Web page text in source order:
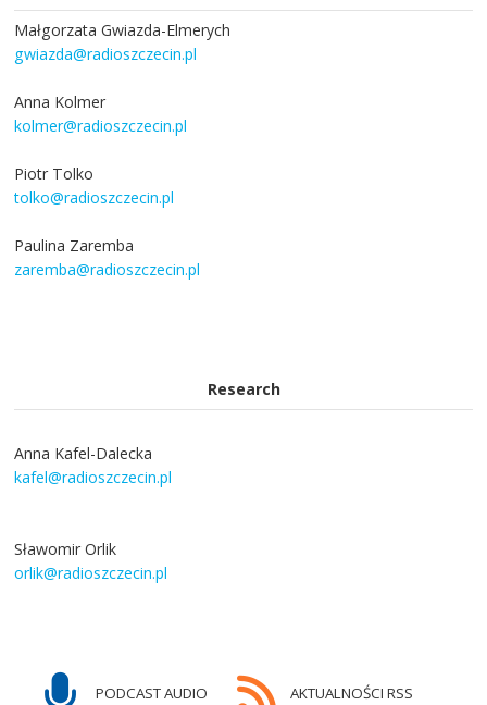
Małgorzata Gwiazda-Elmerych
gwiazda@radioszczecin.pl
Anna Kolmer
kolmer@radioszczecin.pl
Piotr Tolko
tolko@radioszczecin.pl
Paulina Zaremba
zaremba@radioszczecin.pl
Research
Anna Kafel-Dalecka
kafel@radioszczecin.pl
Sławomir Orlik
orlik@radioszczecin.pl
PODCAST AUDIO AKTUALNOŚCI RSS